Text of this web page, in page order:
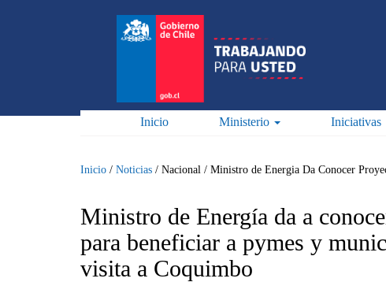
Inicio Ministerio Iniciativas
Inicio / Noticias / Nacional / Ministro de Energia Da Conocer
Ministro de Energía da a
para beneficiar a pymes y
visita a Coquimbo